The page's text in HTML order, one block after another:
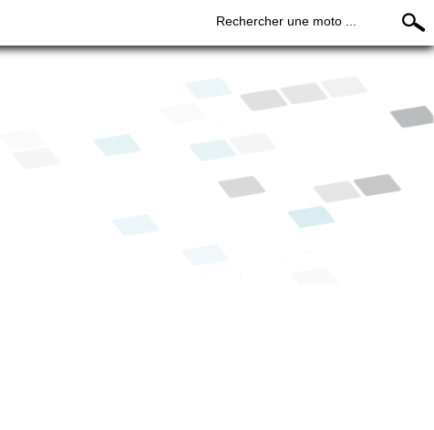
Rechercher une moto ...